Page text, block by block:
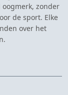
zonder
de sport. Elke
over het